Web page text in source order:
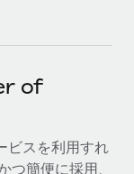
セスを効率化す
サポート
フォームへ統合
るof
スを利用すれ
つ簡便に採用、